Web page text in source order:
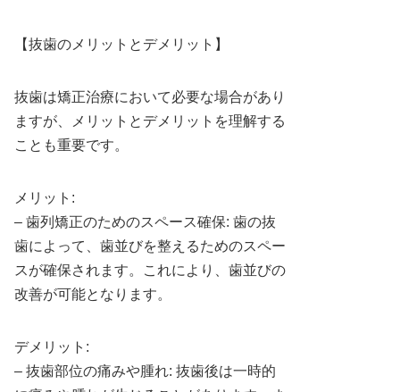
【抜歯のメリットとデメリット】
抜歯は矯正治療において必要な場合があり
ますが、メリットとデメリットを理解する
ことも重要です。
メリット:
– 歯列矯正のためのスペース確保: 歯の抜
歯によって、歯並びを整えるためのスペー
スが確保されます。これにより、歯並びの
改善が可能となります。
デメリット:
– 抜歯部位の痛みや腫れ: 抜歯後は一時的